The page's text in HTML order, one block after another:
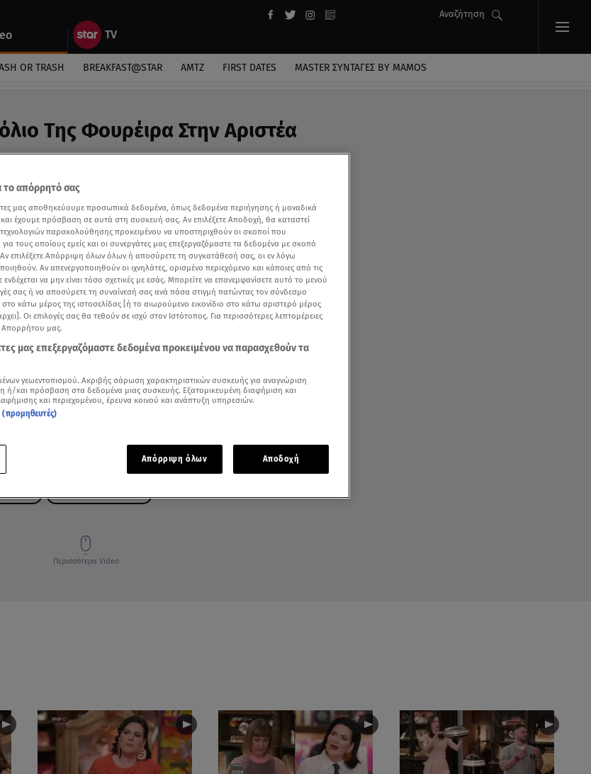
Αναζήτηση
OR TRASH BREAKFAST@STAR ΑΜΤΖ FIRST DATES MASTER ΣΥΝΤΑΓΈΣ BY MAMOS
Της Φουρέιρα Στην Αριστέα
και κακές στιγμές, σύμφωνα με τους κριτές
Περισσότερα Video
το απόρρητό σας
μας αποθηκεύουμε προσωπικά δεδομένα, όπως δεδομένα περιήγησης ή μοναδικά
και έχουμε πρόσβαση σε αυτά στη συσκευή σας. Αν επιλέξετε Αποδοχή, θα καταστεί
παρακολούθησης προκειμένου να υποστηριχθούν οι σκοποί που
τους οποίους εμείς και οι συνεργάτες μας επεξεργαζόμαστε τα δεδομένα με σκοπό
επιλέξετε Απόρριψη όλων όλων ή αποσύρετε τη συγκατάθεσή σας, οι εν λόγω
Αν απενεργοποιηθούν οι ιχνηλάτες, ορισμένο περιεχόμενο και κάποιες από τις
να μην είναι τόσο σχετικές με εσάς. Μπορείτε να επανεμφανίσετε αυτό το μενού
σας ή να αποσύρετε τη συναίνεσή σας ανά πάσα στιγμή πατώντας τον σύνδεσμο
στο κάτω μέρος της ιστοσελίδας [ή το αιωρούμενο εικονίδιο στο κάτω αριστερό μέρος
Οι επιλογές σας θα τεθούν σε ισχύ στον Ιστότοπος. Για περισσότερες λεπτομέρειες
Απορρήτου μας.
μας επεξεργαζόμαστε δεδομένα προκειμένου να παρασχεθούν τα
γεωεντοπισμού. Ακριβής σάρωση χαρακτηριστικών συσκευής για αναγνώριση
ή/και πρόσβαση στα δεδομένα μιας συσκευής. Εξατομικευμένη διαφήμιση και
και περιεχομένου, έρευνα κοινού και ανάπτυξη υπηρεσιών.
Απόρριψη όλων Αποδοχή